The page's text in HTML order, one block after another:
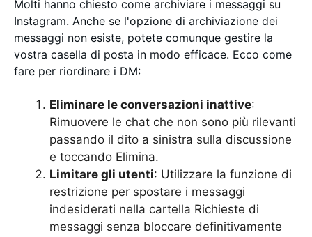
Molti hanno chiesto come archiviare i messaggi su
Instagram. Anche se l'opzione di archiviazione dei
messaggi non esiste, potete comunque gestire la
vostra casella di posta in modo efficace. Ecco come
fare per riordinare i DM:
Eliminare le conversazioni inattive:
Rimuovere le chat che non sono più rilevanti
passando il dito a sinistra sulla discussione
e toccando Elimina.
Limitare gli utenti: Utilizzare la funzione di
restrizione per spostare i messaggi
indesiderati nella cartella Richieste di
messaggi senza bloccare definitivamente